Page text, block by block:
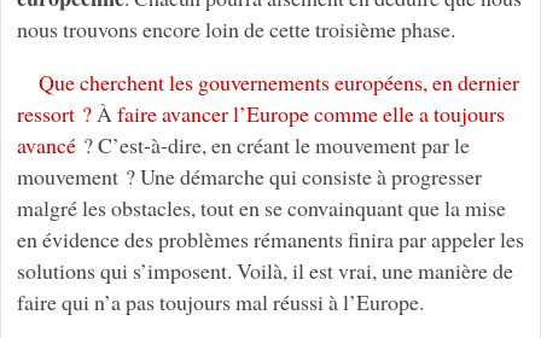
nous trouvons encore loin de cette troisième phase.
Que cherchent les gouvernements européens, en dernier
ressort ?Àfaire avancer l’Europe comme elle a toujours
avancé? C’est-à-dire, en créant le mouvement par le
mouvement ? Une démarche qui consiste à progresser
malgré les obstacles, tout en se convainquant que la mise
en évidence des problèmes rémanents finira par appeler les
solutions qui s’imposent. Voilà, il est vrai, une manière de
faire qui n’a pas toujours mal réussi à l’Europe.